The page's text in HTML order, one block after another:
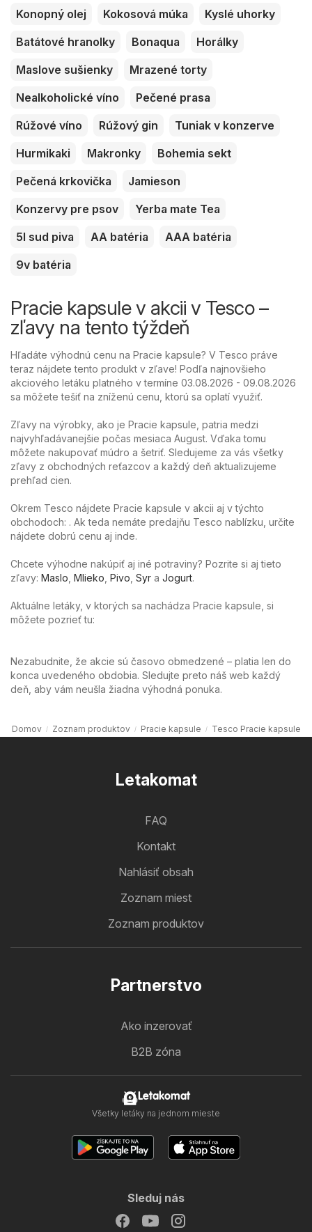
Konopný olej
Kokosová múka
Kyslé uhorky
Batátové hranolky
Bonaqua
Horálky
Maslove sušienky
Mrazené torty
Nealkoholické víno
Pečené prasa
Rúžové víno
Rúžový gin
Tuniak v konzerve
Hurmikaki
Makronky
Bohemia sekt
Pečená krkovička
Jamieson
Konzervy pre psov
Yerba mate Tea
5l sud piva
AA batéria
AAA batéria
9v batéria
Pracie kapsule v akcii v Tesco –
zľavy na tento týždeň
Hľadáte výhodnú cenu na Pracie kapsule? V Tesco práve
teraz nájdete tento produkt v zľave! Podľa najnovšieho
akciového letáku platného v termíne 03.08.2026 - 09.08.2026
sa môžete tešiť na zníženú cenu, ktorú sa oplatí využiť.
Zľavy na výrobky, ako je Pracie kapsule, patria medzi
najvyhľadávanejšie počas mesiaca August. Vďaka tomu
môžete nakupovať múdro a šetriť. Sledujeme za vás všetky
zľavy z obchodných reťazcov a každý deň aktualizujeme
prehľad cien.
Okrem Tesco nájdete Pracie kapsule v akcii aj v týchto
obchodoch: . Ak teda nemáte predajňu Tesco nablízku, určite
nájdete dobrú cenu aj inde.
Chcete výhodne nakúpiť aj iné potraviny? Pozrite si aj tieto
zľavy: Maslo Mlieko Pivo Syr a Jogurt.
Aktuálne letáky, v ktorých sa nachádza Pracie kapsule, si
môžete pozrieť tu:
Nezabudnite, že akcie sú časovo obmedzené – platia len do
konca uvedeného obdobia. Sledujte preto náš web každý
deň, aby vám neušla žiadna výhodná ponuka.
Domov Zoznam produktov Pracie kapsule Tesco Pracie kapsule
Letakomat
FAQ
Kontakt
Nahlásiť obsah
Zoznam miest
Zoznam produktov
Partnerstvo
Ako inzerovať
B2B zóna
Letakomat
Všetky letáky na jednom mieste
Sleduj nás